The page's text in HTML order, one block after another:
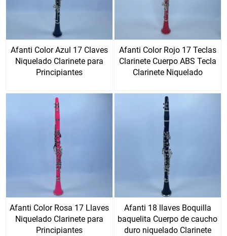
Afanti Color Azul 17 Claves
Niquelado Clarinete para
Principiantes
Afanti Color Rojo 17 Teclas
Clarinete Cuerpo ABS Tecla
Clarinete Niquelado
Afanti Color Rosa 17 Llaves
Niquelado Clarinete para
Principiantes
Afanti 18 llaves Boquilla
baquelita Cuerpo de caucho
duro niquelado Clarinete